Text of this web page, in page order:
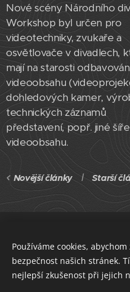
Nové scény Národního
Workshop byl určen pro
videotechniky, zvukaře a
osvětlovače v divadlech,
mají na starosti
videoobsahu
dohledových kamer,
technických záznamů
představení, popř. jiné
videoobsahu.
Novější články Starší
Asociace profesionálních
IČO
datová schránka
Používáme cookies,
bezpečnost našich stránek.
nejlepší zkušenost při jejich